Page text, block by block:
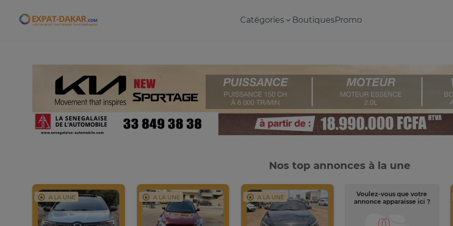
Expat-Dakar Catégories BoutiquesPromo
Nos top annonces à la une
A LA UNE A LA UNE A LA UNE
Voulez-vous que votre
annonce apparaisse ici ?